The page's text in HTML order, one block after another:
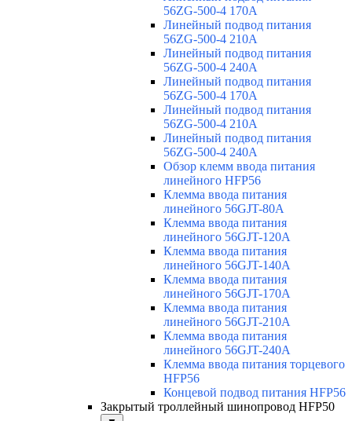
56ZG-500-4 170A
Линейный подвод питания
56ZG-500-4 210A
Линейный подвод питания
56ZG-500-4 240A
Линейный подвод питания
56ZG-500-4 170A
Линейный подвод питания
56ZG-500-4 210A
Линейный подвод питания
56ZG-500-4 240A
Обзор клемм ввода питания
линейного HFP56
Клемма ввода питания
линейного 56GJT-80A
Клемма ввода питания
линейного 56GJT-120A
Клемма ввода питания
линейного 56GJT-140A
Клемма ввода питания
линейного 56GJT-170A
Клемма ввода питания
линейного 56GJT-210A
Клемма ввода питания
линейного 56GJT-240A
Клемма ввода питания торцевого
HFP56
Концевой подвод питания HFP56
Закрытый троллейный шинопровод HFP50